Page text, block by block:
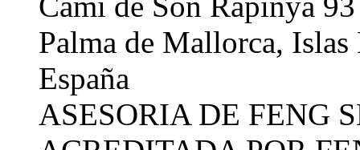
Palma de Mallorca, Islas
España
ASESORIA DE FENG